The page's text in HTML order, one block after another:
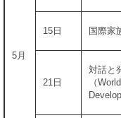
5月
15日 国際家
21日
対話と
（